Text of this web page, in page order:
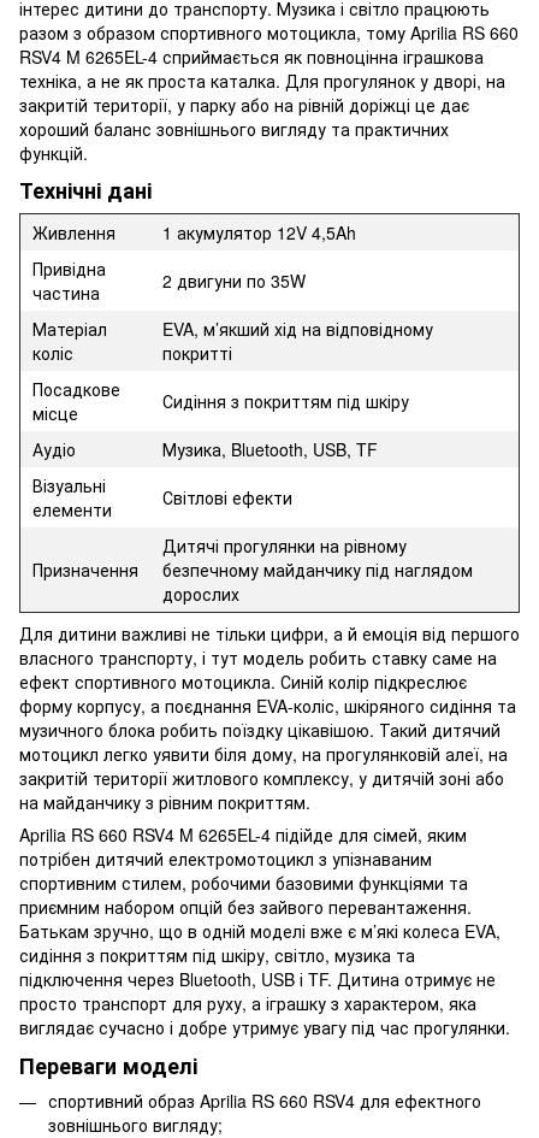
інтерес дитини до транспорту. Музика і світло працюють
разом з образом спортивного мотоцикла, тому Aprilia RS 660
RSV4 M 6265EL-4 сприймається як повноцінна іграшкова
техніка, а не як проста каталка. Для прогулянок у дворі, на
закритій території, у парку або на рівній доріжці це дає
хороший баланс зовнішнього вигляду та практичних
функцій.
Технічні дані
Живлення
1 акумулятор 12V 4,5Ah
Привідна
частина
2 двигуни по 35W
Матеріал
коліс
EVA, м’якший хід на відповідному
покритті
Посадкове
місце
Сидіння з покриттям під шкіру
Аудіо
Музика, Bluetooth, USB, TF
Візуальні
елементи
Світлові ефекти
Призначення
Дитячі прогулянки на рівному
безпечному майданчику під наглядом
дорослих
Для дитини важливі не тільки цифри, а й емоція від першого
власного транспорту, і тут модель робить ставку саме на
ефект спортивного мотоцикла. Синій колір підкреслює
форму корпусу, а поєднання EVA-коліс, шкіряного сидіння та
музичного блока робить поїздку цікавішою. Такий дитячий
мотоцикл легко уявити біля дому, на прогулянковій алеї, на
закритій території житлового комплексу, у дитячій зоні або
на майданчику з рівним покриттям.
Aprilia RS 660 RSV4 M 6265EL-4 підійде для сімей, яким
потрібен дитячий електромотоцикл з упізнаваним
спортивним стилем, робочими базовими функціями та
приємним набором опцій без зайвого перевантаження.
Батькам зручно, що в одній моделі вже є м’які колеса EVA,
сидіння з покриттям під шкіру, світло, музика та
підключення через Bluetooth, USB і TF. Дитина отримує не
просто транспорт для руху, а іграшку з характером, яка
виглядає сучасно і добре утримує увагу під час прогулянки.
Переваги моделі
спортивний образ Aprilia RS 660 RSV4 для ефектного
зовнішнього вигляду;